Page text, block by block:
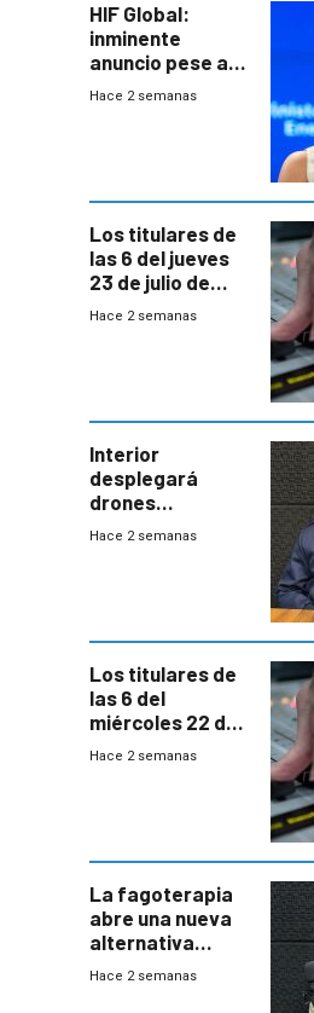
HIF Global:
inminente
anuncio pese a
declaración de
gobierno
Hace 2 semanas
Los titulares de
las 6 del jueves
23 de julio de
2026
Hace 2 semanas
Interior
desplegará
drones
autónomos para
Hace 2 semanas
Los titulares de
las 6 del
miércoles 22 de
julio de 2026
Hace 2 semanas
La fagoterapia
abre una nueva
alternativa
contra bacterias
Hace 2 semanas